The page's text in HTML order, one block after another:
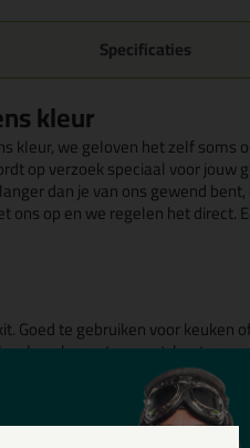
Specificaties
kleur
kleur, we geloven het zelf soms
op verzoek speciaal voor jouw
dan je van ons gewend
op en we regelen het direct.
Goed te gebruiken voor keuken
polycarbonaat, gecoat, hout en
van 25%